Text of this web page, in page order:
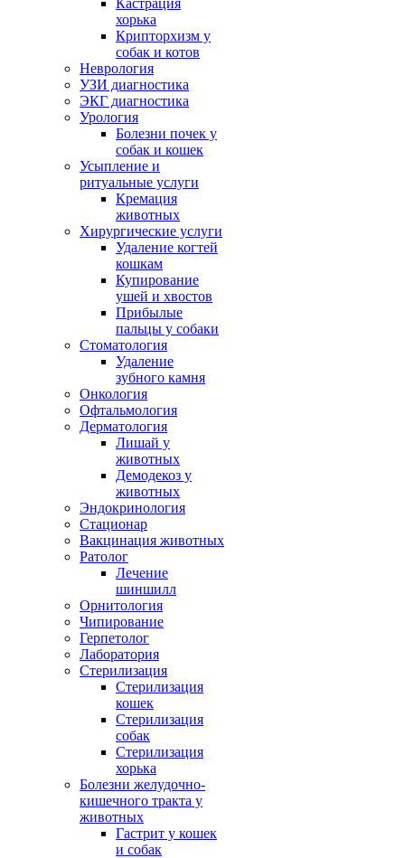
Кастрация
хорька
Крипторхизм у
собак и котов
Неврология
УЗИ диагностика
ЭКГ диагностика
Урология
Болезни почек у
собак и кошек
Усыпление и
ритуальные услуги
Кремация
животных
Хирургические услуги
Удаление когтей
кошкам
Купирование
ушей и хвостов
Прибылые
пальцы у собаки
Стоматология
Удаление
зубного камня
Онкология
Офтальмология
Дерматология
Лишай у
животных
Демодекоз у
животных
Эндокринология
Стационар
Вакцинация животных
Ратолог
Лечение
шиншилл
Орнитология
Чипирование
Герпетолог
Лаборатория
Стерилизация
Стерилизация
кошек
Стерилизация
собак
Стерилизация
хорька
Болезни желудочно-
кишечного тракта у
животных
Гастрит у кошек
и собак